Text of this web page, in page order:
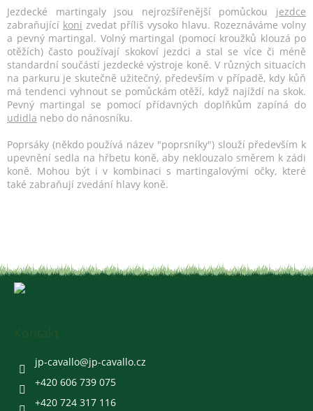
l
á
d
a
c
í
p
r
y
v
ý
p
Jezdecké martingaly jsou nejrozšířenější pomůckou jezdce
zabraňující koni zvedat příliš vysoko hlavu. Rozeznáváme volny
a pevný martingal. Volný martingal (pomocí kroužků klouzá po
otěžích) často používají skokoví jezdci a stal se více či méně
standardní součástí jezdecké výstroje koně. V různých situacích
na parkuru je skutečně užitečný, především v případě, kdy kůň
má tendenci vyhnout se pomůckám otěží, když najíždí na skok.
Pevný martingal se pomocí přídavných doplňkům zapíná do
udidla nebo do nánosníku.
Poprsáky (někdo používá název "poprsníky") slouží především k
upevnění sedla na hřbetu koně, aby neklouzalo směrem k zádi
koně. Mohou být i v kombinaci s martingalovými očky, které
také zabraňují zvedání hlavy koně.
jp-cavallo@jp-cavallo.cz
+420 606 739 075
+420 724 317 116